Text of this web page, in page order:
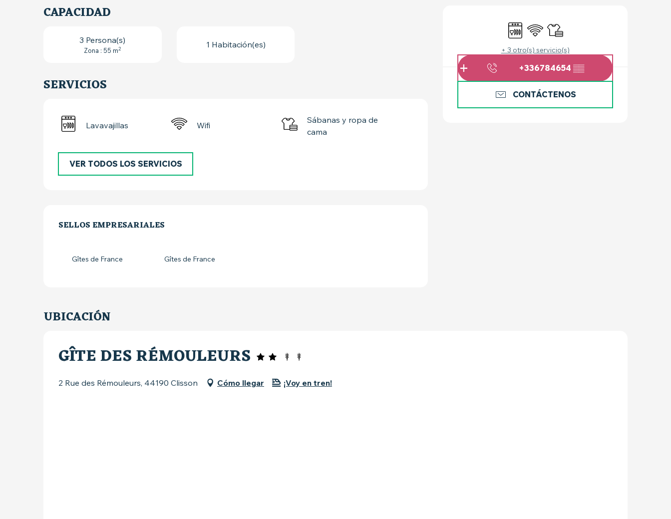
HORARIOS Y DATOS
Lavavajillas
Wifi Sábanas y ropa de cama
+ 3 otro(s) servicio(s)
+336784654 ▒▒
CONTÁCTENOS
CAPACIDAD
3 Persona(s)
Zona : 55 m2 1 Habitación(es)
SERVICIOS
Lavavajillas Wifi
Sábanas y ropa de
cama
VER TODOS LOS SERVICIOS
OFERTA DE PRESTACIONES
SELLOS EMPRESARIALES
SELLOS EMPRESARIALES
Gîtes de France Gîtes de France
UBICACIÓN
GÎTE DES RÉMOULEURS
2 Rue des Rémouleurs, 44190 Clisson Cómo llegar ¡Voy en tren!